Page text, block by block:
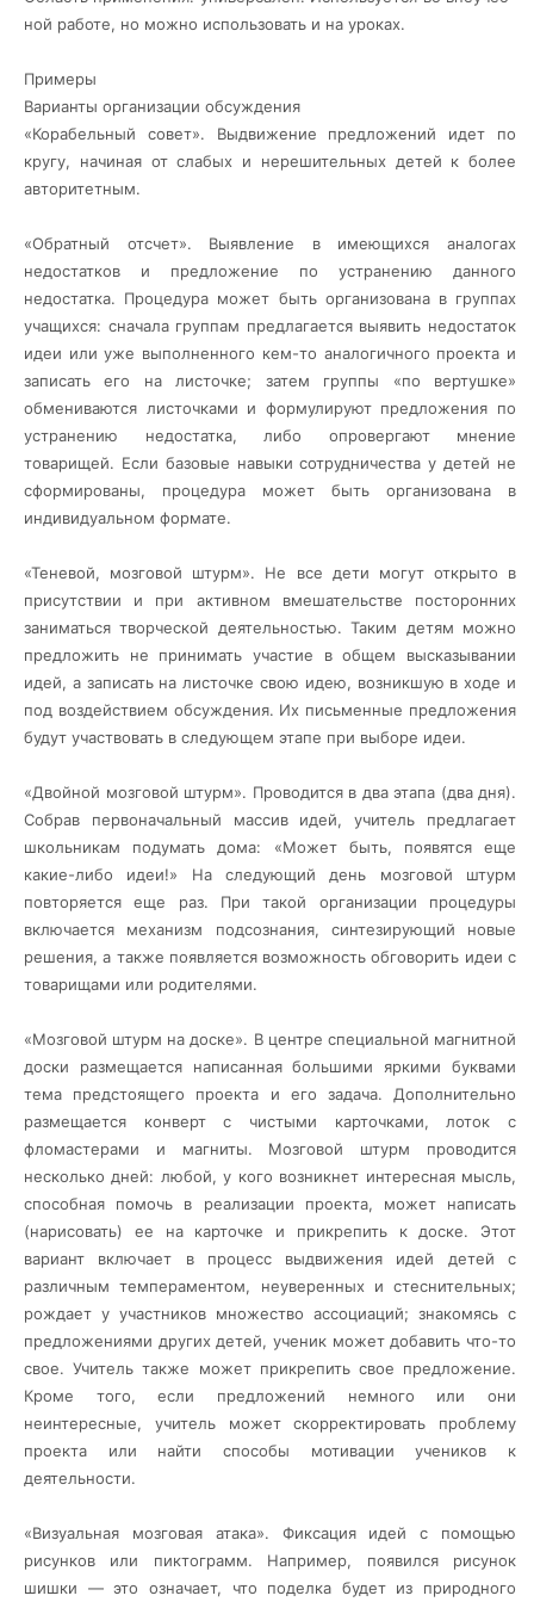
ной работе, но можно использовать и на уроках.
Примеры
Варианты организации обсуждения
«Корабельный совет». Выдвижение предложений идет по
кругу, начиная от слабых и нерешительных детей к более
авторитетным.
«Обратный отсчет». Выявление в имеющихся аналогах
недостатков и предложение по устранению данного
недостатка. Процедура может быть организована в группах
учащихся: сначала группам предлагается выявить недостаток
идеи или уже выполненного кем-то аналогичного проекта и
записать его на листочке; затем группы «по вертушке»
обмениваются листочками и формулируют предложения по
устранению недостатка, либо опровергают мнение
товарищей. Если базовые навыки сотрудничества у детей не
сформированы, процедура может быть организована в
индивидуальном формате.
«Теневой, мозговой штурм». Не все дети могут открыто в
присутствии и при активном вмешательстве посторонних
заниматься творческой деятельностью. Таким детям можно
предложить не принимать участие в общем высказывании
идей, а записать на листочке свою идею, возникшую в ходе и
под воздействием обсуждения. Их письменные предложения
будут участвовать в следующем этапе при выборе идеи.
«Двойной мозговой штурм». Проводится в два этапа (два дня).
Собрав первоначальный массив идей, учитель предлагает
школьникам подумать дома: «Может быть, появятся еще
какие-либо идеи!» На следующий день мозговой штурм
повторяется еще раз. При такой организации процедуры
включается механизм подсознания, синтезирующий новые
решения, а также появляется возможность обговорить идеи с
товарищами или родителями.
«Мозговой штурм на доске». В центре специальной магнитной
доски размещается написанная большими яркими буквами
тема предстоящего проекта и его задача. Дополнительно
размещается конверт с чистыми карточками, лоток с
фломастерами и магниты. Мозговой штурм проводится
несколько дней: любой, у кого возникнет интересная мысль,
способная помочь в реализации проекта, может написать
(нарисовать) ее на карточке и прикрепить к доске. Этот
вариант включает в процесс выдвижения идей детей с
различным темпераментом, неуверенных и стеснительных;
рождает у участников множество ассоциаций; знакомясь с
предложениями других детей, ученик может добавить что-то
свое. Учитель также может прикрепить свое предложение.
Кроме того, если предложений немного или они
неинтересные, учитель может скорректировать проблему
проекта или найти способы мотивации учеников к
деятельности.
«Визуальная мозговая атака». Фиксация идей с помощью
рисунков или пиктограмм. Например, появился рисунок
шишки — это означает, что поделка будет из природного